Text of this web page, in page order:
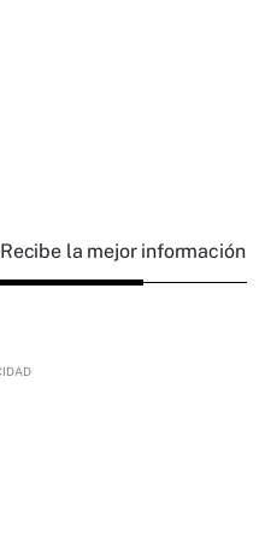
Recibe la mejor información